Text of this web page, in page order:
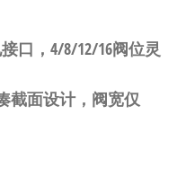
口，4/8/12/16阀位灵
截面设计，阀宽仅